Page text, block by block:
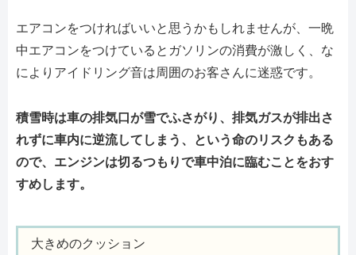
エアコンをつければいいと思うかもしれませんが、一晩
中エアコンをつけているとガソリンの消費が激しく、な
によりアイドリング音は周囲のお客さんに迷惑です。
積雪時は車の排気口が雪でふさがり、排気ガスが排出さ
れずに車内に逆流してしまう、という命のリスクもある
ので、エンジンは切るつもりで車中泊に臨むことをおす
すめします。
大きめのクッション